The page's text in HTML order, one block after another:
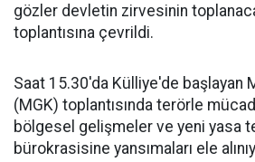
gözler devletin zirvesinin
toplantısına çevrildi.
Saat 15.30'da Külliye'de başlayan
(MGK) toplantısında terörle
bölgesel gelişmeler ve yeni yasa
bürokrasisine yansımaları ele